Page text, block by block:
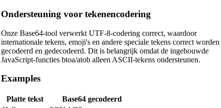
Ondersteuning voor tekenencodering
Onze Base64-tool verwerkt UTF-8-codering correct, waardoor
internationale tekens, emoji's en andere speciale tekens correct worden
gecodeerd en gedecodeerd. Dit is belangrijk omdat de ingebouwde
JavaScript-functies btoa/atob alleen ASCII-tekens ondersteunen.
Examples
Platte tekst
Base64 gecodeerd